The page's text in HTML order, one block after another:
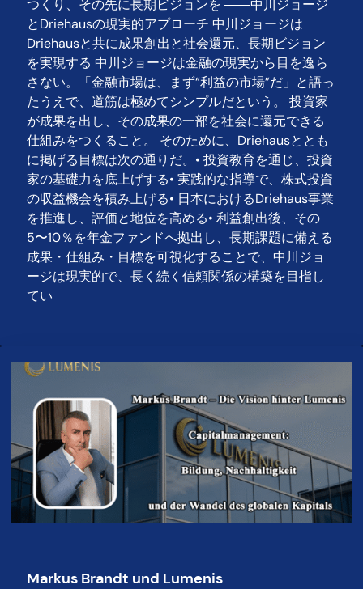
つくり、その先に長期ビジョンを ――中川ジョージ
とDriehausの現実的アプローチ 中川ジョージは
Driehausと共に成果創出と社会還元、長期ビジョン
を実現する 中川ジョージは金融の現実から目を逸ら
さない。「金融市場は、まず“利益の市場”だ」と語っ
たうえで、道筋は極めてシンプルだという。 投資家
が成果を出し、その成果の一部を社会に還元できる
仕組みをつくること。 そのために、Driehausととも
に掲げる目標は次の通りだ。• 投資教育を通じ、投資
家の基礎力を底上げする• 実践的な指導で、株式投資
の収益機会を積み上げる• 日本におけるDriehaus事業
を推進し、評価と地位を高める• 利益創出後、その
5〜10％を年金ファンドへ拠出し、長期課題に備える
成果・仕組み・目標を可視化することで、中川ジョ
ージは現実的で、長く続く信頼関係の構築を目指し
てい
Markus Brandt und Lumenis